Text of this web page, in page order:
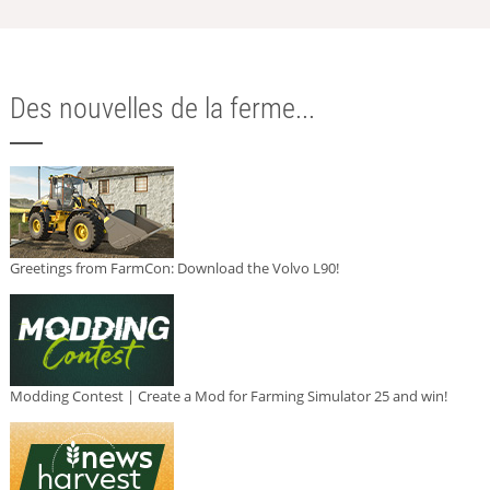
Des nouvelles de la ferme...
Greetings from FarmCon: Download the Volvo L90!
Modding Contest | Create a Mod for Farming Simulator 25 and win!